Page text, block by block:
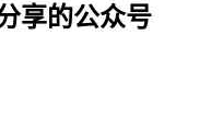
享的公众号